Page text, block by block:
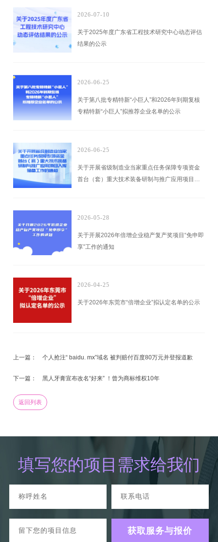
2026-07-10
关于2025年度广东省工程技术研究中心动态评估
结果的公示
2026-06-25
关于第八批专精特新“小巨人”和2026年到期复核
专精特新“小巨人”拟推荐企业名单的公示
2026-06-25
关于开展省级制造业当家重点任务保障专项资金
首台（套）重大技术装备研制与推广应用项目入
2026-05-28
关于开展2026年倍增企业稳产复产奖项目“免申即
享”工作的通知
2026-04-25
关于2026年东莞市“倍增企业”拟认定名单的公示
上一篇： 个人抢注“ baidu. mx”域名 被判赔付百度80万元并登报道歉
下一篇： 黑人牙膏宣布改名“好来” ！曾为商标维权10年
返回列表
填写您的项目需求给我们